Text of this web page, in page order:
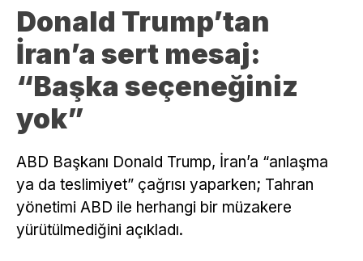
Donald Trump’tan
İran’a sert mesaj:
“Başka seçeneğiniz
yok”
ABD Başkanı Donald Trump, İran’a “anlaşma
ya da teslimiyet” çağrısı yaparken; Tahran
yönetimi ABD ile herhangi bir müzakere
yürütülmediğini açıkladı.